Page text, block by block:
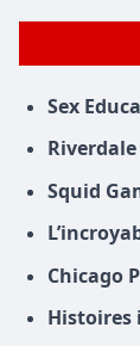
Sex
Riverdale
Squid
Chicago
Histoires